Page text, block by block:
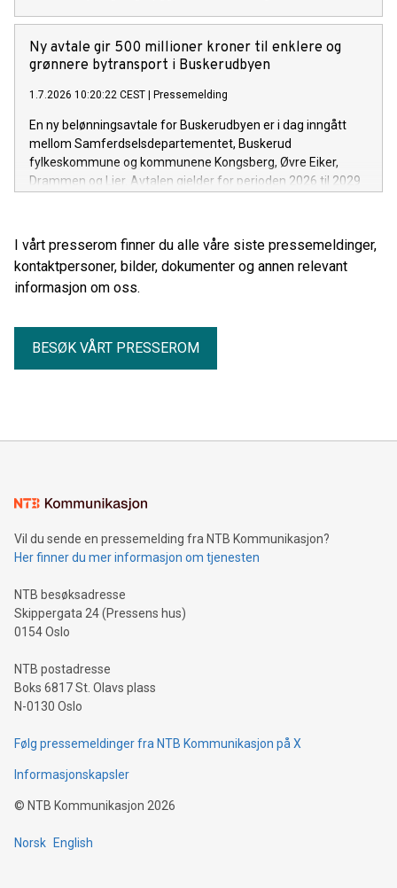
Ny avtale gir 500 millioner kroner til enklere og
grønnere bytransport i Buskerudbyen
1.7.2026 10:20:22 CEST Pressemelding
En ny belønningsavtale for Buskerudbyen er i dag inngått
mellom Samferdselsdepartementet, Buskerud
fylkeskommune og kommunene Kongsberg, Øvre Eiker,
Drammen og Lier. Avtalen gjelder for perioden 2026 til 2029
persontransport med bil.
I vårt presserom finner du alle våre siste pressemeldinger,
kontaktpersoner, bilder, dokumenter og annen relevant
informasjon om oss.
BESØK VÅRT PRESSEROM
Vil du sende en pressemelding fra NTB Kommunikasjon?
Her finner du mer informasjon om tjenesten
NTB besøksadresse
Skippergata 24 (Pressens hus)
0154 Oslo
NTB postadresse
Boks 6817 St. Olavs plass
N-0130 Oslo
Følg pressemeldinger fra NTB Kommunikasjon på X
Informasjonskapsler
© NTB Kommunikasjon 2026
Norsk English